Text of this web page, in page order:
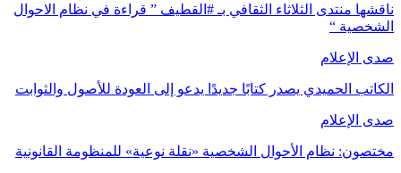
ناقشها منتدى الثلاثاء الثقافي بـ #القطيف ” قراءة في نظام الاحوال
الشخصية “
صدى الإعلام
الكاتب الحميدي يصدر كتابًا جديدًا يدعو إلى العودة للأصول والثوابت
صدى الإعلام
مختصون: نظام الأحوال الشخصية «نقلة نوعية» للمنظومة القانونية